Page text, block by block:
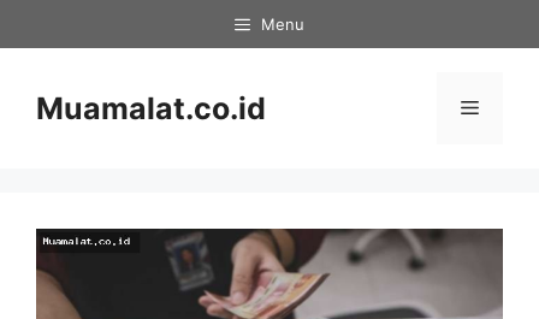
to
Menu
Muamalat.co.id Menu